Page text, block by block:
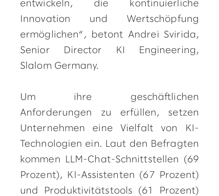
entwickeln, die kontinuierliche
Innovation und Wertschöpfung
ermöglichen“, betont Andrei Svirida,
Senior Director KI Engineering,
Slalom Germany.
Um ihre geschäftlichen
Anforderungen zu erfüllen, setzen
Unternehmen eine Vielfalt von KI-
Technologien ein. Laut den Befragten
kommen LLM-Chat-Schnittstellen (69
Prozent), KI-Assistenten (67 Prozent)
und Produktivitätstools (61 Prozent)